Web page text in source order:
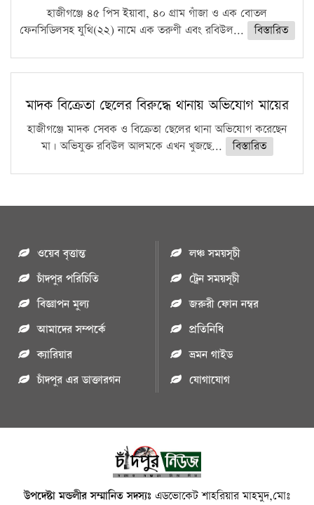
হাজীগঞ্জে ৪৫ পিস ইয়াবা, ৪০ গ্রাম গাঁজা ও এক বোতল
ফেনসিডিলসহ যুথি(২২) নামে এক তরুণী এবং রবিউল...
বিস্তারিত
মাদক বিক্রেতা ছেলের বিরুদ্ধে থানায় অভিযোগ মায়ের
হাজীগঞ্জে মাদক সেবক ও বিক্রেতা ছেলের থানা অভিযোগ করেছেন
মা। অভিযুক্ত রবিউল আলমকে এখন খুজছে...
বিস্তারিত
ওয়েব বৃত্তান্ত
চাঁদপুর পরিচিতি
বিজ্ঞাপন মুল্য
আমাদের সম্পর্কে
ক্যারিয়ার
চাঁদপুর এর ডাক্তারগন
লঞ্চ সময়সূচী
ট্রেন সময়সূচী
জরুরী ফোন নম্বর
প্রতিনিধি
ভ্রমন গাইড
যোগাযোগ
উপদেষ্টা মন্ডলীর সম্মানিত সদস্যঃ এডভোকেট শাহরিয়ার মাহমুদ,মোঃ